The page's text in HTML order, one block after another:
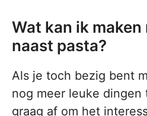
Wat kan ik
naast pasta?
Als je toch bezig bent
nog meer leuke dingen
graag af om het